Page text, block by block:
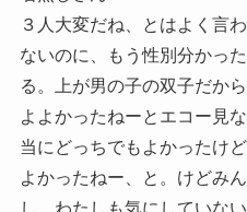
３人大変だね、とはよく言
ないのに、もう性別分かっ
る。上が男の子の双子だか
よよかったねーとエコー見
当にどっちでもよかったけ
よかったねー、と。けどみ
し、わたしも気にしていな